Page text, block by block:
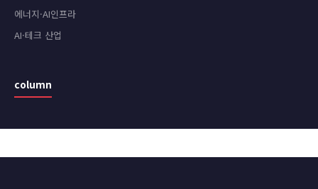
에너지·AI인프라
AI·테크 산업
column